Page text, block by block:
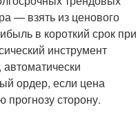
— взять из ценового
в короткий срок при
инструмент
ордер, если цена
прогнозу сторону.